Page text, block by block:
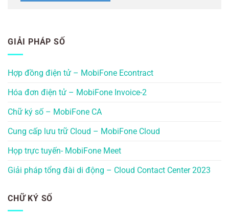
GIẢI PHÁP SỐ
Hợp đồng điện tử – MobiFone Econtract
Hóa đơn điện tử – MobiFone Invoice-2
Chữ ký số – MobiFone CA
Cung cấp lưu trữ Cloud – MobiFone Cloud
Họp trực tuyến- MobiFone Meet
Giải pháp tổng đài di động – Cloud Contact Center 2023
CHỮ KÝ SỐ